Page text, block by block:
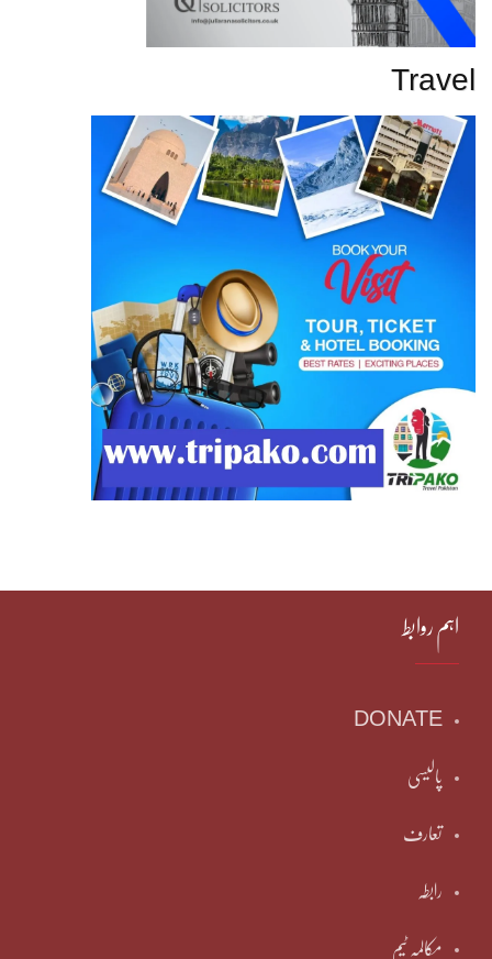
Travel
اہم روابط
DONATE
پالیسی
تعارف
رابطہ
مکالمہ ٹیم